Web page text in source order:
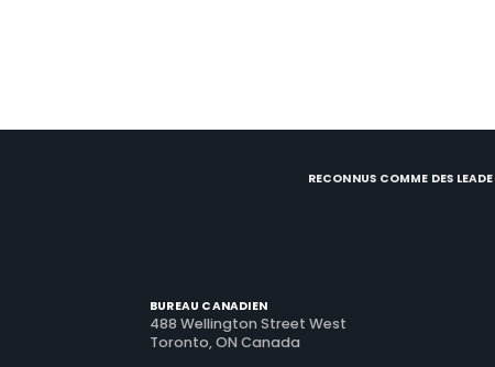
RECONNUS COMME DES
BUREAU CANADIEN
488 Wellington Street West
Toronto, ON Canada